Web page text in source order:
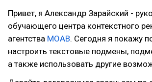
Привет, я Александр Зарайский -
обучающего центра контекстного
агентства MOAB. Сегодня я покажу
настроить текстовые подмены,
а также использовать другие